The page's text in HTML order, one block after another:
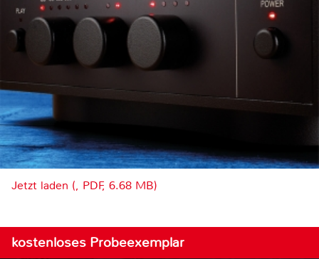
Jetzt laden (, PDF, 6.68 MB)
kostenloses Probeexemplar